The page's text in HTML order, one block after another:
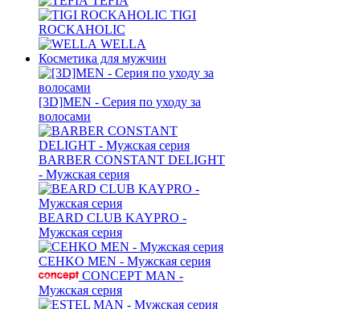
TIGI
ROCKAHOLIC
WELLA
Косметика для мужчин
[3D]MEN - Серия по уходу за
волосами
BARBER CONSTANT DELIGHT
- Мужская серия
BEARD CLUB KAYPRO -
Мужская серия
CEHKO MEN - Мужская серия
CONCEPT MAN -
Мужская серия